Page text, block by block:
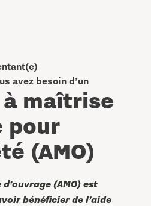
avez besoin d’un
maîtrise
pour
(AMO)
(AMO) est
bénéficier de l’aide